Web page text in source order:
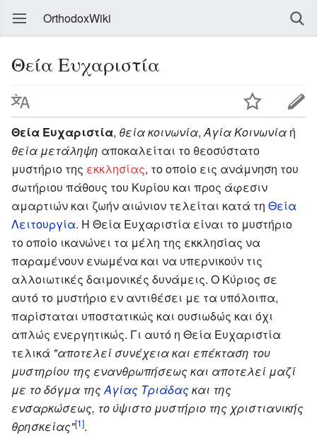
OrthodoxWiki
Θεία Ευχαριστία
Θεία Ευχαριστία, θεία κοινωνία, Αγία Κοινωνία ή
θεία μετάληψη αποκαλείται το θεοσύστατο
μυστήριο της εκκλησίας, το οποίο εις ανάμνηση του
σωτήριου πάθους του Κυρίου και προς άφεσιν
αμαρτιών και ζωήν αιώνιον τελείται κατά τη Θεία
Λειτουργία. Η Θεία Ευχαριστία είναι το μυστήριο
το οποίο ικανώνει τα μέλη της εκκλησίας να
παραμένουν ενωμένα και να υπερνικούν τις
αλλοιωτικές δαιμονικές δυνάμεις. Ο Κύριος σε
αυτό το μυστήριο εν αντιθέσει με τα υπόλοιπα,
παρίσταται υποστατικώς και ουσιωδώς και όχι
απλώς ενεργητικώς. Γι αυτό η Θεία Ευχαριστία
τελικά "αποτελεί συνέχεια και επέκταση του
μυστηρίου της ενανθρωπήσεως και αποτελεί μαζί
με το δόγμα τηςΑγίας Τριάδαςκαι της
ενσαρκώσεως, το ύψιστο μυστήριο της χριστιανικής
θρησκείας"[1].